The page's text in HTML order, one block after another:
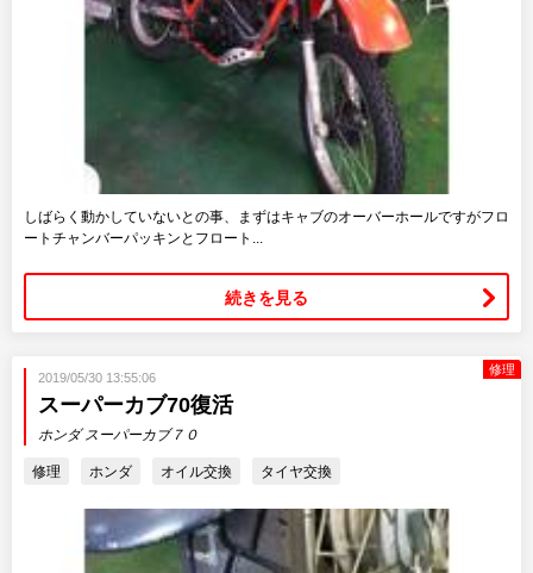
しばらく動かしていないとの事、まずはキャブのオーバーホールですがフロ
ートチャンバーパッキンとフロート...
続きを見る
修理
2019/05/30 13:55:06
スーパーカブ70復活
ホンダ スーパーカブ７０
修理 ホンダ オイル交換 タイヤ交換